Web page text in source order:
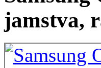
jamstva,